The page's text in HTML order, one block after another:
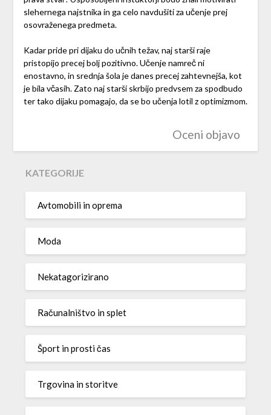
slehernega najstnika in ga celo navdušiti za učenje prej
osovraženega predmeta.
Kadar pride pri dijaku do učnih težav, naj starši raje
pristopijo precej bolj pozitivno. Učenje namreč ni
enostavno, in srednja šola je danes precej zahtevnejša, kot
je bila včasih. Zato naj starši skrbijo predvsem za spodbudo
ter tako dijaku pomagajo, da se bo učenja lotil z optimizmom.
Oceni objavo
KATEGORIJE
Avtomobili in oprema
Moda
Nekatagorizirano
Računalništvo in splet
Šport in prosti čas
Trgovina in storitve